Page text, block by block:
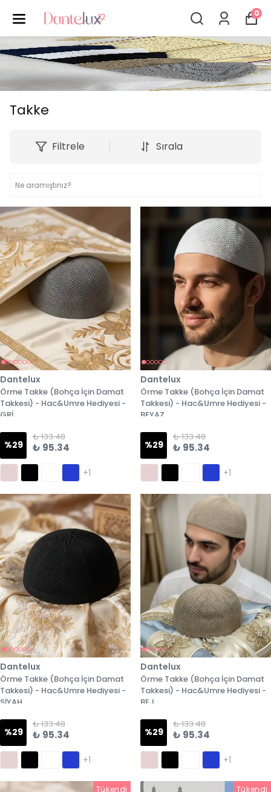
0
Takke
Filtrele Sırala
Dantelux
Örme Takke (Bohça İçin Damat
Takkesi) - Hac&Umre Hediyesi -
GRİ
%29
₺ 133.48
₺ 95.34
+1
Dantelux
Örme Takke (Bohça İçin Damat
Takkesi) - Hac&Umre Hediyesi -
BEYAZ
%29
₺ 133.48
₺ 95.34
+1
Dantelux
Örme Takke (Bohça İçin Damat
Takkesi) - Hac&Umre Hediyesi -
SİYAH
%29
₺ 133.48
₺ 95.34
+1
Dantelux
Örme Takke (Bohça İçin Damat
Takkesi) - Hac&Umre Hediyesi -
BEJ
%29
₺ 133.48
₺ 95.34
+1
Tükendi Tükendi
Tükendi